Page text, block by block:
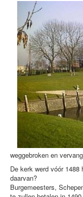
weggebroken en
De kerk werd vóór
daarvan?
Burgemeesters,